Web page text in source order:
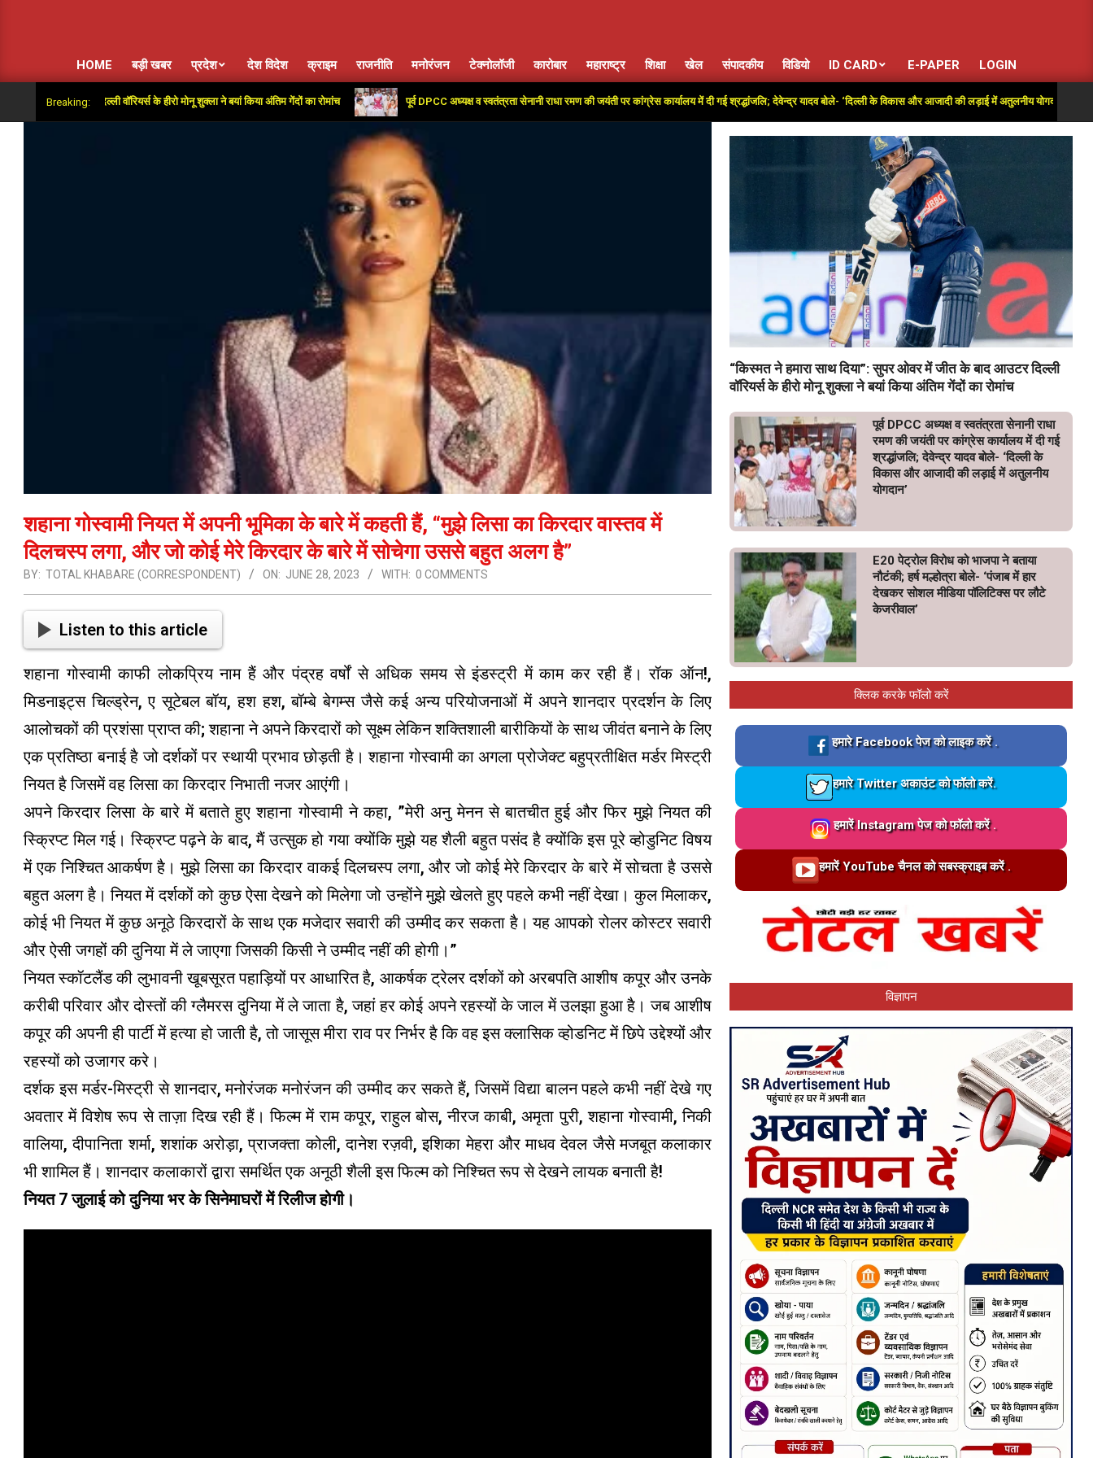
Primary
Navigation
HOME बड़ी खबर प्रदेश देश विदेश क्राइम राजनीति मनोरंजन टेक्नोलॉजी कारोबार महाराष्ट्र शिक्षा खेल संपादकीय विडियो ID CARD E-PAPER LOGIN
Breaking:
आउटर दिल्ली वॉरियर्स के हीरो मोनू शुक्ला ने बयां किया अंतिम गेंदों का रोमांच पूर्व DPCC अध्यक्ष व स्वतंत्रता सेनानी राधा रमण की जयंती पर कांग्रेस कार्यालय में दी गई श्रद्धांजलि; देवेन्द्र यादव बोले- ‘दिल्ली के विकास और आजादी की लड़ाई में अतुलनीय योगदान’
शहाना गोस्वामी नियत में अपनी भूमिका के बारे में कहती हैं, “मुझे लिसा का किरदार वास्तव में
दिलचस्प लगा, और जो कोई मेरे किरदार के बारे में सोचेगा उससे बहुत अलग है”
BY: TOTAL KHABARE (CORRESPONDENT) ON: JUNE 28, 2023 WITH: 0 COMMENTS
Listen to this article
शहाना गोस्वामी काफी लोकप्रिय नाम हैं और पंद्रह वर्षों से अधिक समय से इंडस्ट्री में काम कर रही हैं। रॉक ऑन!,
मिडनाइट्स चिल्ड्रेन, ए सूटेबल बॉय, हश हश, बॉम्बे बेगम्स जैसे कई अन्य परियोजनाओं में अपने शानदार प्रदर्शन के लिए
आलोचकों की प्रशंसा प्राप्त की; शहाना ने अपने किरदारों को सूक्ष्म लेकिन शक्तिशाली बारीकियों के साथ जीवंत बनाने के लिए
एक प्रतिष्ठा बनाई है जो दर्शकों पर स्थायी प्रभाव छोड़ती है। शहाना गोस्वामी का अगला प्रोजेक्ट बहुप्रतीक्षित मर्डर मिस्ट्री
नियत है जिसमें वह लिसा का किरदार निभाती नजर आएंगी।
अपने किरदार लिसा के बारे में बताते हुए शहाना गोस्वामी ने कहा, ”मेरी अनु मेनन से बातचीत हुई और फिर मुझे नियत की
स्क्रिप्ट मिल गई। स्क्रिप्ट पढ़ने के बाद, मैं उत्सुक हो गया क्योंकि मुझे यह शैली बहुत पसंद है क्योंकि इस पूरे व्होडुनिट विषय
में एक निश्चित आकर्षण है। मुझे लिसा का किरदार वाकई दिलचस्प लगा, और जो कोई मेरे किरदार के बारे में सोचता है उससे
बहुत अलग है। नियत में दर्शकों को कुछ ऐसा देखने को मिलेगा जो उन्होंने मुझे खेलते हुए पहले कभी नहीं देखा। कुल मिलाकर,
कोई भी नियत में कुछ अनूठे किरदारों के साथ एक मजेदार सवारी की उम्मीद कर सकता है। यह आपको रोलर कोस्टर सवारी
और ऐसी जगहों की दुनिया में ले जाएगा जिसकी किसी ने उम्मीद नहीं की होगी।”
नियत स्कॉटलैंड की लुभावनी खूबसूरत पहाड़ियों पर आधारित है, आकर्षक ट्रेलर दर्शकों को अरबपति आशीष कपूर और उनके
करीबी परिवार और दोस्तों की ग्लैमरस दुनिया में ले जाता है, जहां हर कोई अपने रहस्यों के जाल में उलझा हुआ है। जब आशीष
कपूर की अपनी ही पार्टी में हत्या हो जाती है, तो जासूस मीरा राव पर निर्भर है कि वह इस क्लासिक व्होडनिट में छिपे उद्देश्यों और
रहस्यों को उजागर करे।
दर्शक इस मर्डर-मिस्ट्री से शानदार, मनोरंजक मनोरंजन की उम्मीद कर सकते हैं, जिसमें विद्या बालन पहले कभी नहीं देखे गए
अवतार में विशेष रूप से ताज़ा दिख रही हैं। फिल्म में राम कपूर, राहुल बोस, नीरज काबी, अमृता पुरी, शहाना गोस्वामी, निकी
वालिया, दीपानिता शर्मा, शशांक अरोड़ा, प्राजक्ता कोली, दानेश रज़वी, इशिका मेहरा और माधव देवल जैसे मजबूत कलाकार
भी शामिल हैं। शानदार कलाकारों द्वारा समर्थित एक अनूठी शैली इस फिल्म को निश्चित रूप से देखने लायक बनाती है!
नियत 7 जुलाई को दुनिया भर के सिनेमाघरों में रिलीज होगी।
“किस्मत ने हमारा साथ दिया”: सुपर ओवर में जीत के बाद आउटर दिल्ली
वॉरियर्स के हीरो मोनू शुक्ला ने बयां किया अंतिम गेंदों का रोमांच
पूर्व DPCC अध्यक्ष व स्वतंत्रता सेनानी राधा
रमण की जयंती पर कांग्रेस कार्यालय में दी गई
श्रद्धांजलि; देवेन्द्र यादव बोले- ‘दिल्ली के
विकास और आजादी की लड़ाई में अतुलनीय
योगदान’
E20 पेट्रोल विरोध को भाजपा ने बताया
नौटंकी; हर्ष मल्होत्रा बोले- ‘पंजाब में हार
देखकर सोशल मीडिया पॉलिटिक्स पर लौटे
केजरीवाल’
क्लिक करके फॉलो करें
Loading…
हमारे Facebook पेज को लाइक करें .
Loading…
हमारे Twitter अकाउंट को फॉलो करें.
Loading…
हमारें Instagram पेज को फॉलो करें .
Loading…हमारें YouTube चैनल को सबस्क्राइब करें .
विज्ञापन